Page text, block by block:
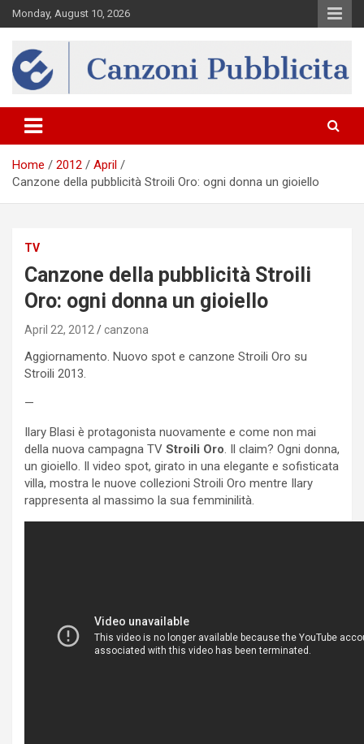
Skip
to
Monday, August 10, 2026
Canzona
Home 2012
April
Canzone della pubblicità Stroili Oro: ogni donna un gioiello
TV
Canzone della pubblicità Stroili
Oro: ogni donna un gioiello
April 22, 2012 canzona
Aggiornamento. Nuovo spot e canzone Stroili Oro su
Stroili 2013.
—
Ilary Blasi è protagonista nuovamente e come non mai
della nuova campagna TV Stroili Oro. Il claim? Ogni donna,
un gioiello. Il video spot, girato in una elegante e sofisticata
villa, mostra le nuove collezioni Stroili Oro mentre Ilary
rappresenta al massimo la sua femminilità.